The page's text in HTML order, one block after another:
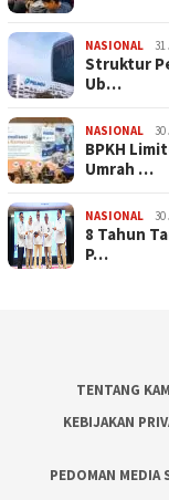
NASIONAL
​Struktur
Ub…
NASIONAL
BPKH
Umrah …
NASIONAL
​8 Tahun
P…
TENTANG
KEBIJAKAN
PEDOMAN MEDIA